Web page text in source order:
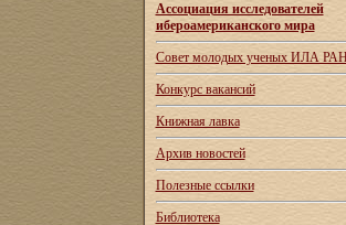
Ассоциация исследователей
ибероамериканского мира
Совет молодых ученых ИЛА
Конкурс вакансий
Книжная лавка
Архив новостей
Полезные ссылки
Библиотека